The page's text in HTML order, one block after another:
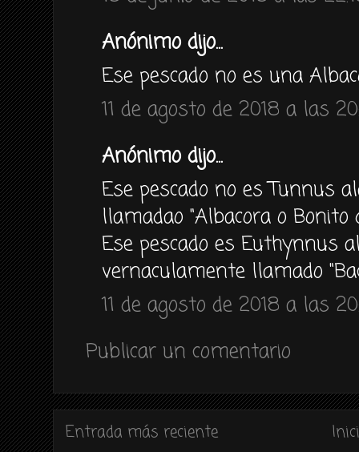
Anónimo dijo...
Ese pescado no es una
11 de agosto de 2018 a las
Anónimo dijo...
Ese pescado no es Tunnus
llamadao "Albacora o Bonito
Ese pescado es Euthynnus
vernaculamente llamado
11 de agosto de 2018 a las
Publicar un comentario
Entrada más reciente